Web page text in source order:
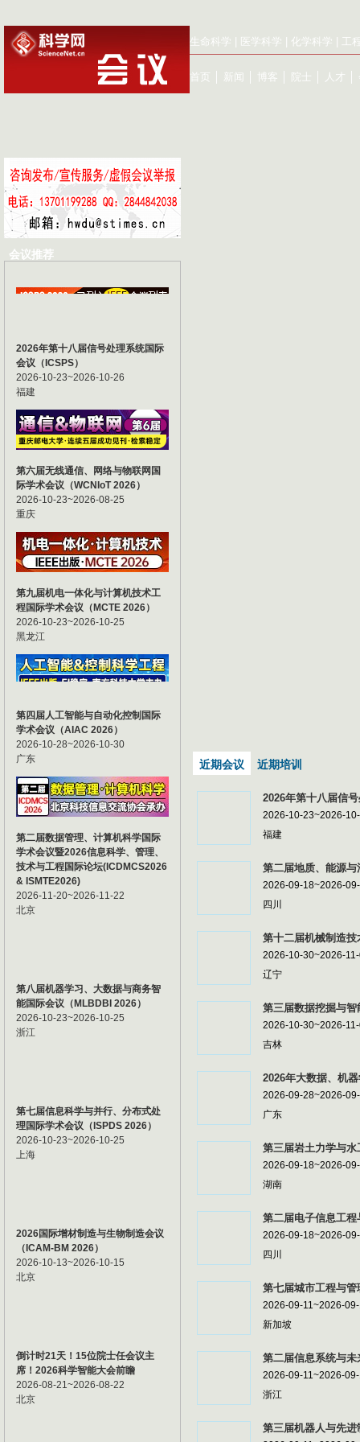
生命科学 医学科学 化学科学 工
首页 新闻 博客 院士 人才
会议推荐
2026年第十八届信号处理系统国际
会议（ICSPS）
2026-10-23~2026-10-26
福建
第六届无线通信、网络与物联网国
际学术会议（WCNIoT 2026）
2026-10-23~2026-08-25
重庆
第九届机电一体化与计算机技术工
程国际学术会议（MCTE 2026）
2026-10-23~2026-10-25
黑龙江
第四届人工智能与自动化控制国际
学术会议（AIAC 2026）
2026-10-28~2026-10-30
广东
第二届数据管理、计算机科学国际
学术会议暨2026信息科学、管理、
技术与工程国际论坛(ICDMCS2026
& ISMTE2026)
2026-11-20~2026-11-22
北京
第八届机器学习、大数据与商务智
能国际会议（MLBDBI 2026）
2026-10-23~2026-10-25
浙江
第七届信息科学与并行、分布式处
理国际学术会议（ISPDS 2026）
2026-10-23~2026-10-25
上海
2026国际增材制造与生物制造会议
（ICAM-BM 2026）
2026-10-13~2026-10-15
北京
倒计时21天！15位院士任会议主
席！2026科学智能大会前瞻
2026-08-21~2026-08-22
北京
近期会议 近期培训
2026年第十八届信
2026-10-23~2026-
福建
第二届地质、能源
2026-09-18~2026-
四川
第十二届机械制造
2026-10-30~2026-
辽宁
第三届数据挖掘与
2026-10-30~2026-
吉林
2026年大数据、机
2026-09-28~2026-
广东
第三届岩土力学与
2026-09-18~2026-
湖南
第二届电子信息工
2026-09-18~2026-
四川
第七届城市工程与
2026-09-11~2026-
新加坡
第二届信息系统与
2026-09-11~2026-
浙江
第三届机器人与先